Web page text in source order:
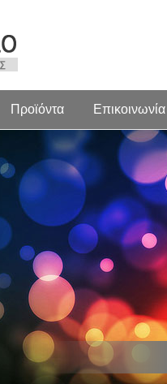
Προϊόντα Επικοινωνία